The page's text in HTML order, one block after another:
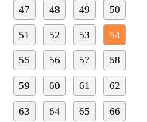
47 48 49 50
51 52 53 54
55 56 57 58
59 60 61 62
63 64 65 66